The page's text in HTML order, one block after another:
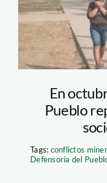
En
Pueblo
Tags: conflictos
Defensoría del